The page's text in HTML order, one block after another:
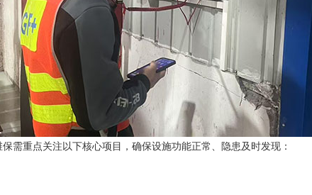
需重点关注以下核心项目，确保设施功能正常、隐患及时发现：